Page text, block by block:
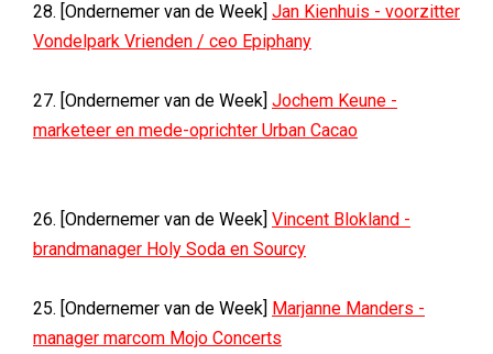
28. [Ondernemer van de Week] Jan Kienhuis - voorzitter
Vondelpark Vrienden / ceo Epiphany
27. [Ondernemer van de Week] Jochem Keune -
marketeer en mede-oprichter Urban Cacao
26. [Ondernemer van de Week] Vincent Blokland -
brandmanager Holy Soda en Sourcy
25. [Ondernemer van de Week] Marjanne Manders -
manager marcom Mojo Concerts